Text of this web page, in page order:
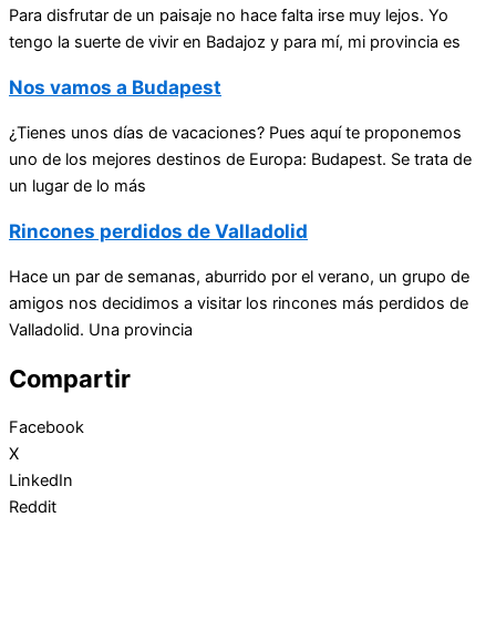
Para disfrutar de un paisaje no hace falta irse muy lejos. Yo
tengo la suerte de vivir en Badajoz y para mí, mi provincia es
Nos vamos a Budapest
¿Tienes unos días de vacaciones? Pues aquí te proponemos
uno de los mejores destinos de Europa: Budapest. Se trata de
un lugar de lo más
Rincones perdidos de Valladolid
Hace un par de semanas, aburrido por el verano, un grupo de
amigos nos decidimos a visitar los rincones más perdidos de
Valladolid. Una provincia
Compartir
Facebook
X
LinkedIn
Reddit